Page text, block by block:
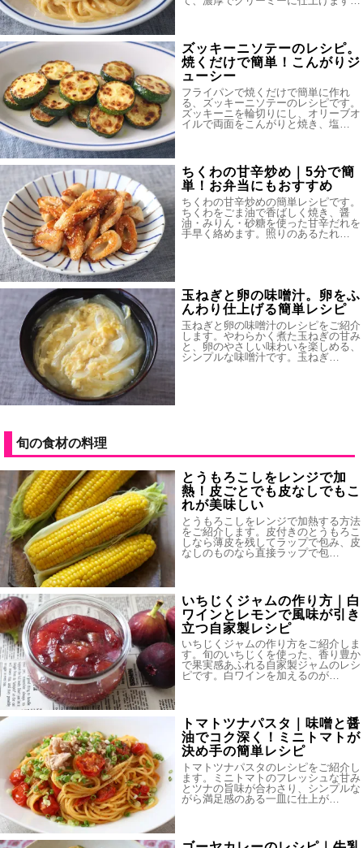
ズッキーニソテーのレシピ。
焼くだけで簡単！こんがりジ
ューシー
フライパンで焼くだけで簡単に作れ
る、ズッキーニソテーのレシピです。
ズッキーニを輪切りにし、オリーブオ
イルで両面をこんがりと焼き、塩…
ちくわの甘辛炒め｜5分で簡
単！お弁当にもおすすめ
ちくわの甘辛炒めの簡単レシピです。
ちくわをごま油で香ばしく焼き、醤
油・みりん・砂糖を使った甘辛だれを
手早く絡めます。照りのあるたれ…
玉ねぎと卵の味噌汁。卵をふ
んわり仕上げる簡単レシピ
玉ねぎと卵の味噌汁のレシピをご紹介
します。やわらかく煮た玉ねぎの甘み
と、卵のやさしい味わいを楽しめる、
シンプルな味噌汁です。玉ねぎ…
旬の食材の料理
とうもろこしをレンジで加
熱！皮ごとでも皮なしでもこ
れが美味しい
とうもろこしをレンジで加熱する方法
をご紹介します。皮付きのとうもろこ
しなら薄皮を残してラップで包み、皮
なしのものなら直接ラップで包…
いちじくジャムの作り方｜白
ワインとレモンで風味が引き
立つ自家製レシピ
いちじくジャムの作り方をご紹介しま
す。旬のいちじくを使った、香り豊か
で果実感あふれる自家製ジャムのレシ
ピです。白ワインを加えるのが…
トマトツナパスタ｜味噌と醤
油でコク深く！ミニトマトが
決め手の簡単レシピ
トマトツナパスタのレシピをご紹介し
ます。ミニトマトのフレッシュな甘み
とツナの旨味が合わさり、シンプルな
がら満足感のある一皿に仕上が…